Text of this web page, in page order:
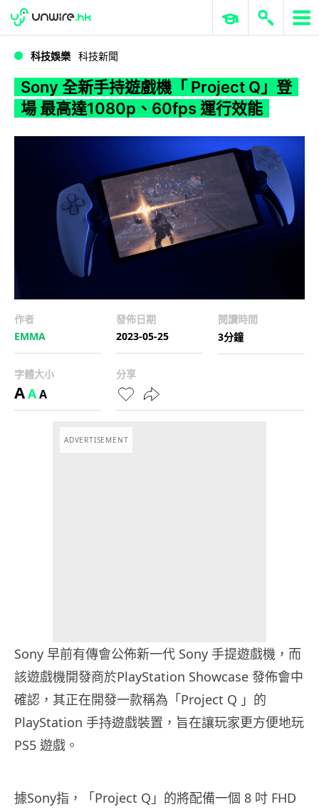
WWDC 2026 ERP 與商業 AI
科技娛樂 科技新聞
Sony 全新手持遊戲機「 Project Q」登
場 最高達1080p、60fps 運行效能
作者
EMMA
發佈日期
2023-05-25
閱讀時間
3分鐘
字體大小
AAA
分享
ADVERTISEMENT
Sony 早前有傳會公佈新一代 Sony 手提遊戲機，而
該遊戲機開發商於PlayStation Showcase 發佈會中
確認，其正在開發一款稱為「Project Q 」的
PlayStation 手持遊戲裝置，旨在讓玩家更方便地玩
PS5 遊戲。
據Sony指，「Project Q」的將配備一個 8 吋 FHD